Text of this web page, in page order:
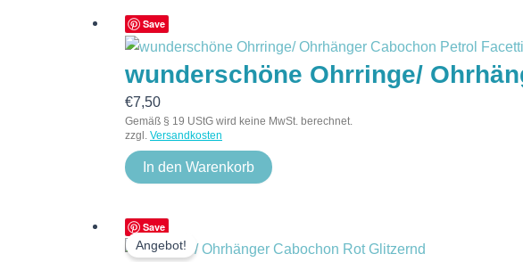
Save
wunderschöne Ohrringe/
€7,50
Gemäß § 19 UStG wird keine MwSt. berechnet.
zzgl. Versandkosten
In den Warenkorb
Save
Angebot!
Ursprünglicher
Preis Preis